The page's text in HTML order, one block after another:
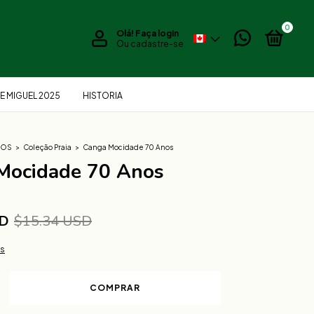
Olá! Faça login
Ou cadastre-se
0
MIGUEL 2025 HISTORIA
> Coleção Praia > Canga Mocidade 70 Anos
70 Anos
$15.34 USD